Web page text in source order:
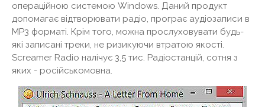
операційною системою Windows. Даний продукт
допомагає відтворювати радіо, програє аудіозаписи в
MP3 форматі. Крім того, можна прослуховувати будь-
які записані треки, не ризикуючи втратою якості.
Screamer Radio налічує 3,5 тис. Радіостанцій, сотня з
яких - російськомовна.